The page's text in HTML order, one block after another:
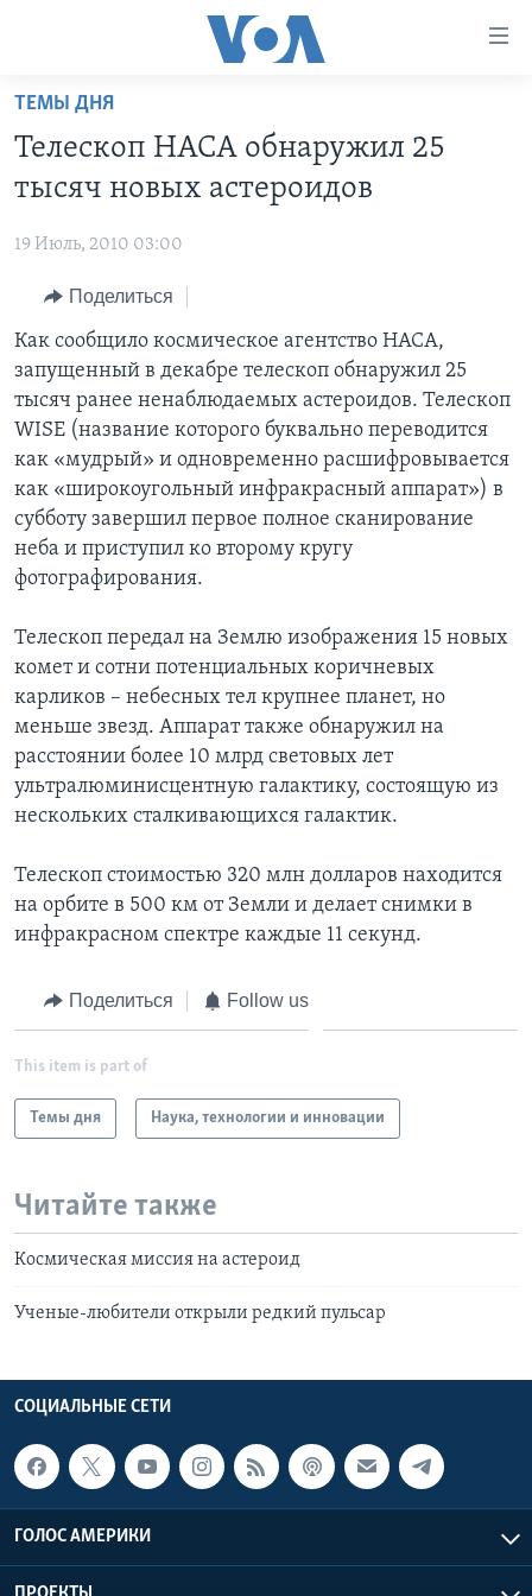
Перейти
основной
контент
навигации
Перейти
поиск
НОВОСТИ ЗА МИНУТУ
ИТОГИ
ПОЧЕМУ ЭТО ВАЖНО?
ДИСКУССИЯ VOA
ДЕТАЛИ
НЬЮ-ЙОРК NEW YORK
АМЕРИКА. БОЛЬШОЕ ПУТЕШЕСТВИЕ
УЧИМ АНГЛИЙСКИЙ
НАША АМЕРИКАНСКАЯ ИСТОРИЯ
А КАК В АМЕРИКЕ?
АРТЕФАКТЫ
АМЕРИКАНСКИЕ ГОРОДКИ
ТЕСТЫ
ЭКСПЕРТИЗА
ИНТЕРВЬЮ
ФАКТЫ ПРОТИВ ФЕЙКОВ
ЗА СВОБОДУ ПРЕССЫ
УЧИМ АНГЛИЙСКИЙ
ВИДЕО
ПОДПИСКА НА НОВОСТИ
Learning English
СОЦИАЛЬНЫЕ СЕТИ
Языки
ТЕМЫ ДНЯ
Телескоп НАСА обнаружил 25
тысяч новых астероидов
19 Июль, 2010 03:00
Поделиться
Как сообщило космическое агентство НАСА,
запущенный в декабре телескоп обнаружил 25
тысяч ранее ненаблюдаемых астероидов. Телескоп
WISE (название которого буквально переводится
как «мудрый» и одновременно расшифровывается
как «широкоугольный инфракрасный аппарат») в
субботу завершил первое полное сканирование
неба и приступил ко второму кругу
фотографирования.
Телескоп передал на Землю изображения 15 новых
комет и сотни потенциальных коричневых
карликов – небесных тел крупнее планет, но
меньше звезд. Аппарат также обнаружил на
расстоянии более 10 млрд световых лет
ультралюминисцентную галактику, состоящую из
нескольких сталкивающихся галактик.
Телескоп стоимостью 320 млн долларов находится
на орбите в 500 км от Земли и делает снимки в
инфракрасном спектре каждые 11 секунд.
Поделиться Follow us
This item is part of
Темы дня Наука, технологии и инновации
Читайте также
Космическая миссия на астероид
Ученые-любители открыли редкий пульсар
СОЦИАЛЬНЫЕ СЕТИ
ГОЛОС АМЕРИКИ